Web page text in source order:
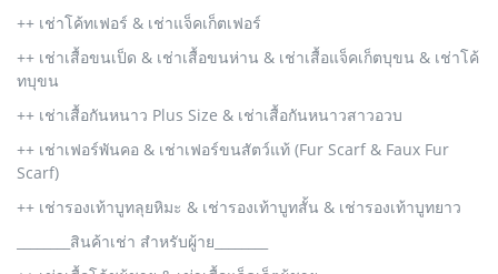
++ เช่าโค้ทเฟอร์ & เช่าแจ็คเก็ตเฟอร์
++ เช่าเสื้อขนเป็ด & เช่าเสื้อขนห่าน & เช่าเสื้อแจ็คเก็ตบุขน & เช่าโค้
ทบุขน
++ เช่าเสื้อกันหนาว Plus Size & เช่าเสื้อกันหนาวสาวอวบ
++ เช่าเฟอร์พันคอ & เช่าเฟอร์ขนสัตว์แท้ (Fur Scarf & Faux Fur
Scarf)
++ เช่ารองเท้าบูทลุยหิมะ & เช่ารองเท้าบูทสั้น & เช่ารองเท้าบูทยาว
________สินค้าเช่า สำหรับผู้าย________